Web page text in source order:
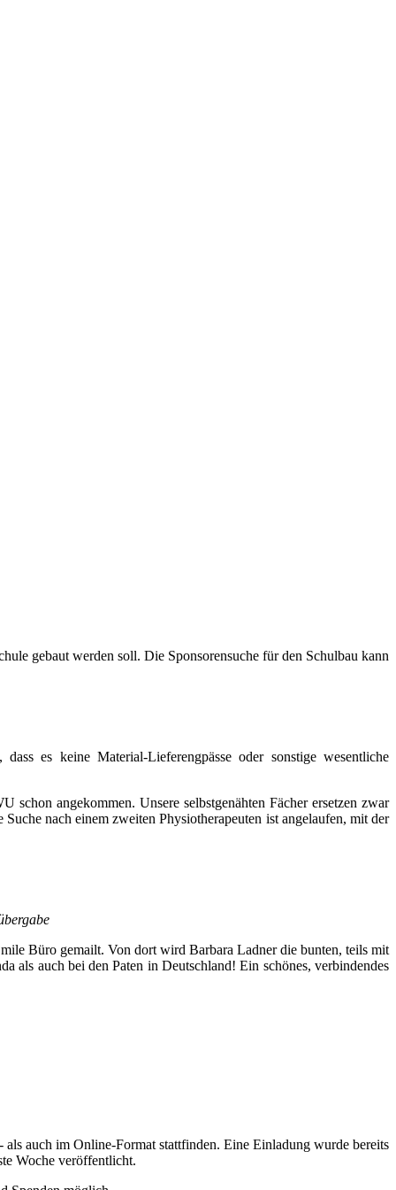
gebaut werden soll. Die Sponsorensuche für den Schulbau kann
es keine Material-Lieferengpässe oder sonstige wesentliche
angekommen. Unsere selbstgenähten Fächer ersetzen zwar
nach einem zweiten Physiotherapeuten ist angelaufen, mit der
Büro gemailt. Von dort wird Barbara Ladner die bunten, teils mit
als auch bei den Paten in Deutschland! Ein schönes, verbindendes
auch im Online-Format stattfinden. Eine Einladung wurde bereits
Woche veröffentlicht.